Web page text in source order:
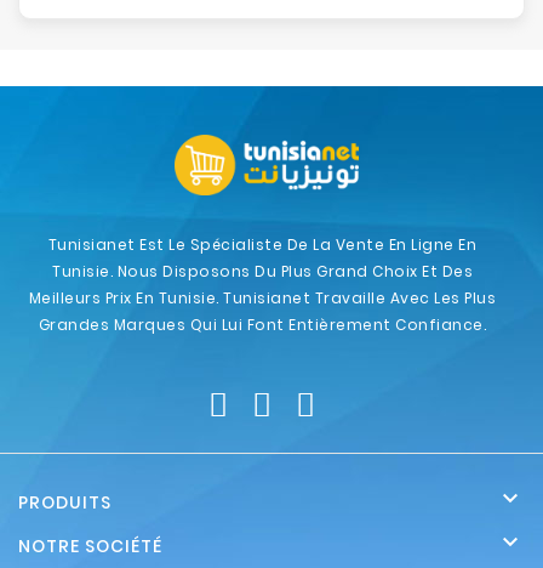
Tunisianet Est Le Spécialiste De La Vente En Ligne En
Tunisie. Nous Disposons Du Plus Grand Choix Et Des
Meilleurs Prix En Tunisie. Tunisianet Travaille Avec Les Plus
Grandes Marques Qui Lui Font Entièrement Confiance.
PRODUITS 
NOTRE SOCIÉTÉ 